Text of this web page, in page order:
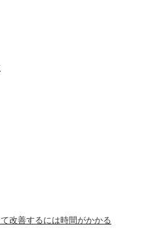
改善するには時間がかかる